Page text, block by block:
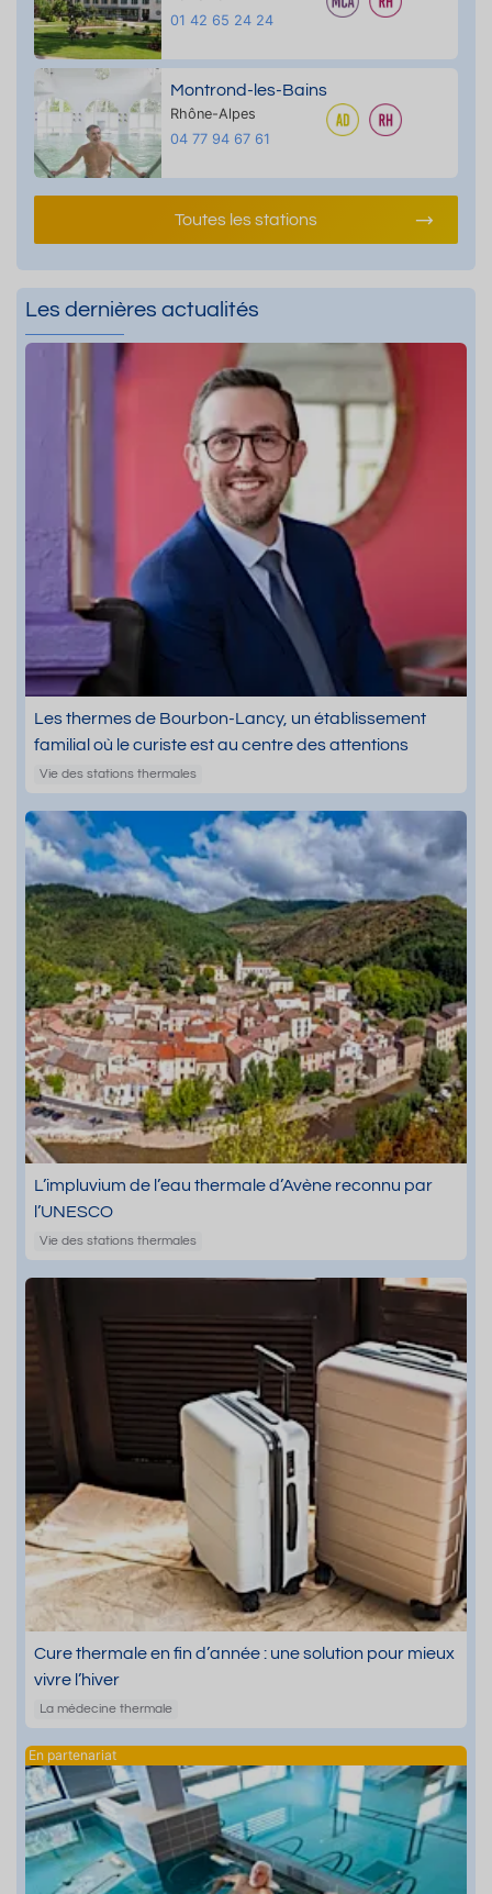
01 42 65 24 24
Montrond-les-Bains
Rhône-Alpes
04 77 94 67 61
Toutes les stations
Les dernières actualités
Les thermes de Bourbon-Lancy, un établissement
familial où le curiste est au centre des attentions
Vie des stations thermales
L’impluvium de l’eau thermale d’Avène reconnu par
l’UNESCO
Vie des stations thermales
Cure thermale en fin d’année : une solution pour mieux
vivre l’hiver
La médecine thermale